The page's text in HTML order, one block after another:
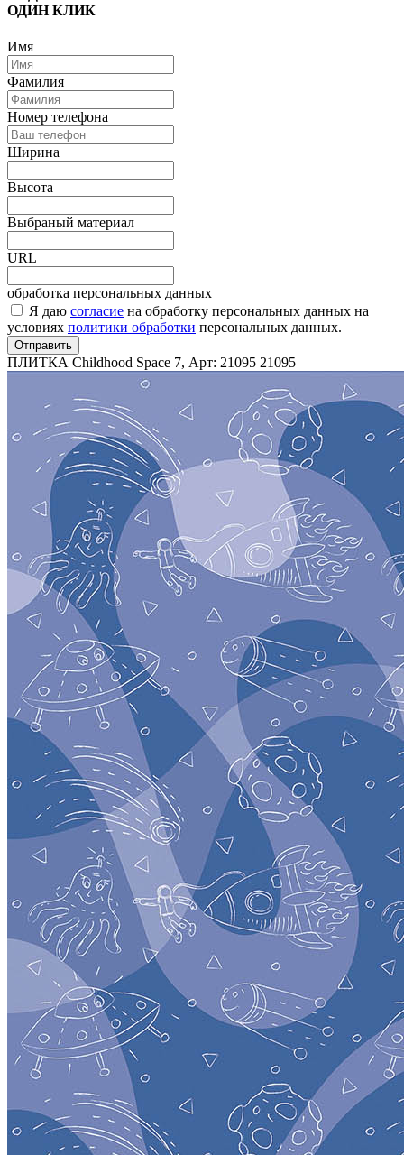
ОДИН КЛИК
Имя
Фамилия
Номер телефона
Ширина
Высота
Выбраный материал
URL
обработка персональных данных
Я даю согласие на обработку персональных данных на
условиях политики обработки персональных данных.
Отправить
ПЛИТКА Childhood Space 7, Арт: 21095 21095